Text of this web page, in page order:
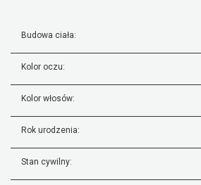
Budowa ciała:
Kolor oczu:
Kolor włosów:
Rok urodzenia:
Stan cywilny: